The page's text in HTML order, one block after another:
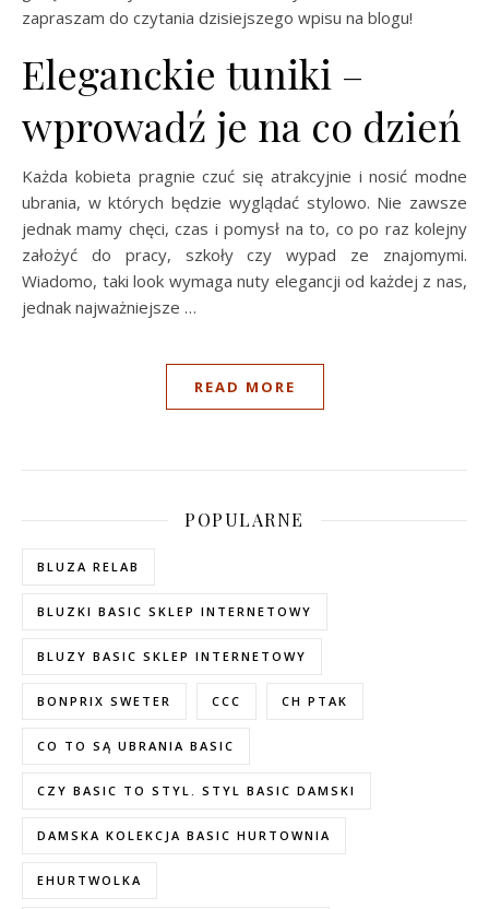
zapraszam do czytania dzisiejszego wpisu na blogu!
Eleganckie tuniki –
wprowadź je na co dzień
Każda kobieta pragnie czuć się atrakcyjnie i nosić modne
ubrania, w których będzie wyglądać stylowo. Nie zawsze
jednak mamy chęci, czas i pomysł na to, co po raz kolejny
założyć do pracy, szkoły czy wypad ze znajomymi.
Wiadomo, taki look wymaga nuty elegancji od każdej z nas,
jednak najważniejsze …
READ MORE
POPULARNE
BLUZA RELAB
BLUZKI BASIC SKLEP INTERNETOWY
BLUZY BASIC SKLEP INTERNETOWY
BONPRIX SWETER CCC CH PTAK
CO TO SĄ UBRANIA BASIC
CZY BASIC TO STYL. STYL BASIC DAMSKI
DAMSKA KOLEKCJA BASIC HURTOWNIA
EHURTWOLKA